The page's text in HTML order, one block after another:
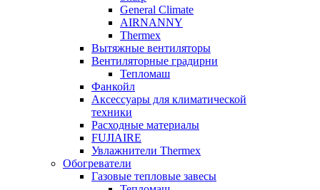
General Climate
AIRNANNY
Thermex
Вытяжные вентиляторы
Вентиляторные градирни
Тепломаш
Фанкойл
Аксессуары для климатической
техники
Расходные материалы
FUJIAIRE
Увлажнители Thermex
Обогреватели
Газовые тепловые завесы